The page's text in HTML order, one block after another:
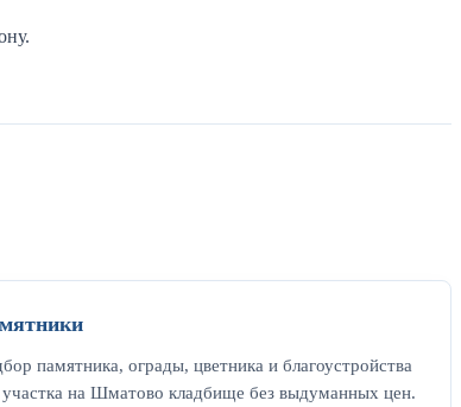
памятника, ограды, цветника и благоустройства
участка на Шматово кладбище без выдуманных цен.